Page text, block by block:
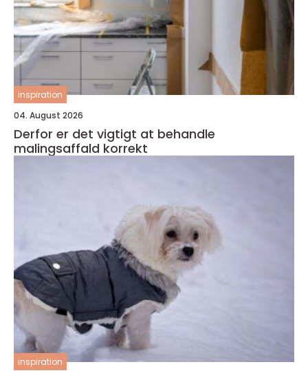
inspiration
04. August 2026
Derfor er det vigtigt at behandle
malingsaffald korrekt
inspiration